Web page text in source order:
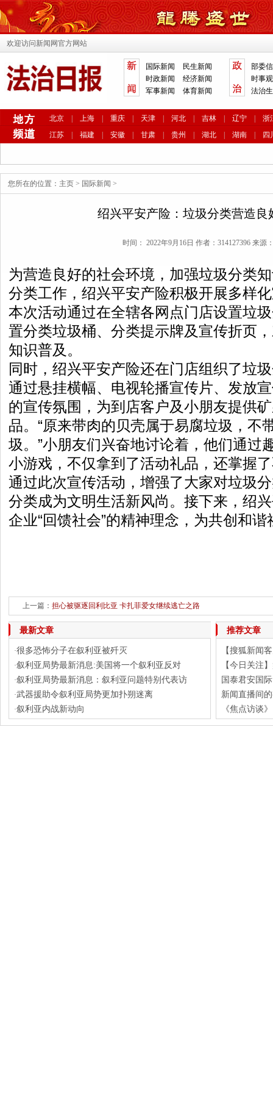
欢迎访问新闻网官方网站
国际新闻
民生新闻
时政新闻
经济新闻
军事新闻
体育新闻
部委
时事
法治
北京 上海 重庆 天津 河北 吉林 辽宁
浙
江苏
福建 安徽 甘肃 贵州 湖北 湖南 四
您所在的位置： 主页 > 国际新闻 >
绍兴平安产险：垃圾分类营造良
时间： 2022年9月16日 作者：314127396 来源
为营造良好的社会环境，加强垃圾分类
分类工作，绍兴平安产险积极开展多样
本次活动通过在全辖各网点门店设置垃
置分类垃圾桶、分类提示牌及宣传折页
知识普及。
同时，绍兴平安产险还在门店组织了垃
通过悬挂横幅、电视轮播宣传片、发放
的宣传氛围，为到店客户及小朋友提供
品。“原来带肉的贝壳属于易腐垃圾，不
圾。”小朋友们兴奋地讨论着，他们通过
小游戏，不仅拿到了活动礼品，还掌握
通过此次宣传活动，增强了大家对垃圾
分类成为文明生活新风尚。接下来，绍
企业“回馈社会”的精神理念，为共创和
上一篇： 担心被驱逐回利比亚 卡扎菲爱女继续逃亡之路
最新文章
·很多恐怖分子在叙利亚被歼灭
·叙利亚局势最新消息:美国将一个叙利亚反对
·叙利亚局势最新消息：叙利亚问题特别代表访
·武器援助令叙利亚局势更加扑朔迷离
·叙利亚内战新动向
推荐文章
【搜狐新闻
【今日关注
国泰君安国
新闻直播间
《焦点访谈